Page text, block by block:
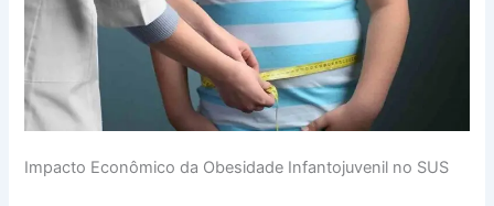
Impacto Econômico da Obesidade Infantojuvenil no SUS